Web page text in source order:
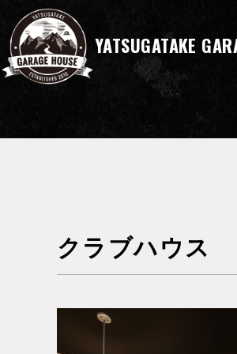
YATSUGATAKE
クラブハウス